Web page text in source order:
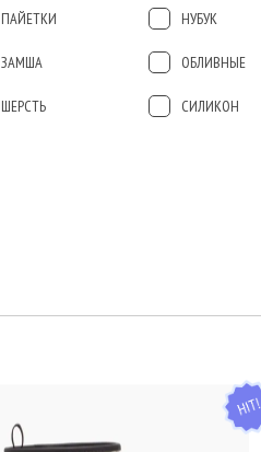
ПАЙЕТКИ НУБУК
ЗАМША ОБЛИВНЫЕ
ШЕРСТЬ СИЛИКОН
HIT